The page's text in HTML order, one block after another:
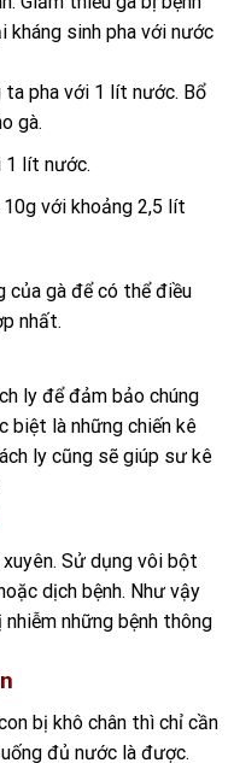
kháng sinh pha với nước
pha với 1 lít nước. Bổ
gà.
1 lít nước.
với khoảng 2,5 lít
của gà để có thể điều
nhất.
ly để đảm bảo chúng
biệt là những chiến kê
ly cũng sẽ giúp sư kê
Sử dụng vôi bột
dịch bệnh. Như vậy
những bệnh thông
bị khô chân thì chỉ cần
đủ nước là được.